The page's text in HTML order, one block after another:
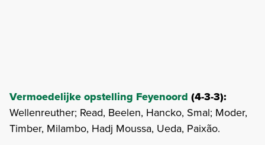
Vermoedelijke opstelling Feyenoord (4-3-3):
Wellenreuther; Read, Beelen, Hancko, Smal; Moder,
Timber, Milambo, Hadj Moussa, Ueda, Paixão.